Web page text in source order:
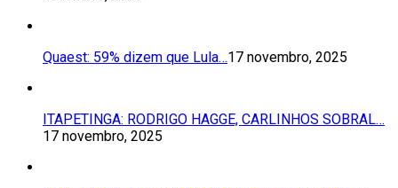
Quaest: 59% dizem que Lula…17 novembro, 2025
ITAPETINGA: RODRIGO HAGGE, CARLINHOS SOBRAL…
17 novembro, 2025